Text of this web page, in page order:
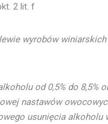
2 lit. f
wyrobów
od 0,5% do 8,5%
nastawów
usunięcia alkoholu